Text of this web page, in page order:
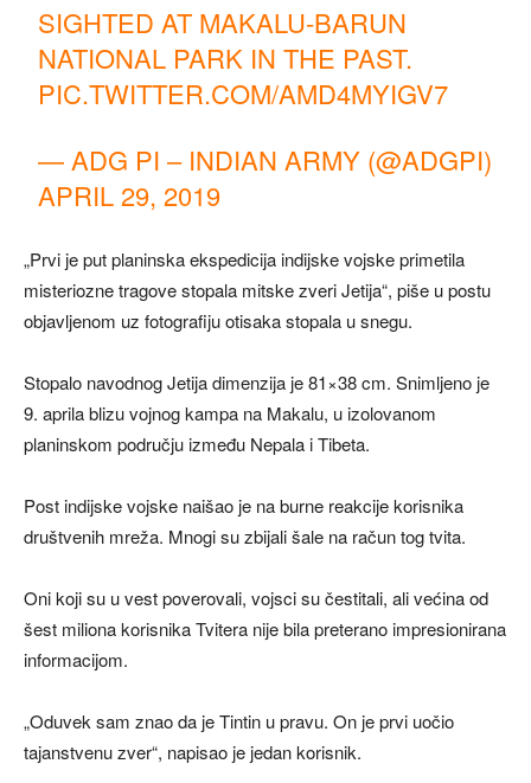
SIGHTED AT MAKALU-BARUN
NATIONAL PARK IN THE PAST.
PIC.TWITTER.COM/AMD4MYIGV7
— ADG PI – INDIAN ARMY (@ADGPI)
APRIL 29, 2019
„Prvi je put planinska ekspedicija indijske vojske primetila
misteriozne tragove stopala mitske zveri Jetija“, piše u postu
objavljenom uz fotografiju otisaka stopala u snegu.
Stopalo navodnog Jetija dimenzija je 81×38 cm. Snimljeno je
9. aprila blizu vojnog kampa na Makalu, u izolovanom
planinskom području između Nepala i Tibeta.
Post indijske vojske naišao je na burne reakcije korisnika
društvenih mreža. Mnogi su zbijali šale na račun tog tvita.
Oni koji su u vest poverovali, vojsci su čestitali, ali većina od
šest miliona korisnika Tvitera nije bila preterano impresionirana
informacijom.
„Oduvek sam znao da je Tintin u pravu. On je prvi uočio
tajanstvenu zver“, napisao je jedan korisnik.